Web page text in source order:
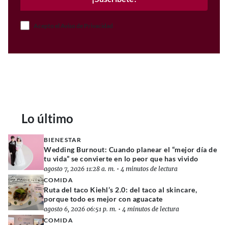
Acepto el Aviso de Privacidad
Lo último
BIENESTAR
Wedding Burnout: Cuando planear el “mejor día de
tu vida” se convierte en lo peor que has vivido
agosto 7, 2026 11:28 a. m. • 4 minutos de lectura
COMIDA
Ruta del taco Kiehl’s 2.0: del taco al skincare,
porque todo es mejor con aguacate
agosto 6, 2026 06:51 p. m. • 4 minutos de lectura
COMIDA